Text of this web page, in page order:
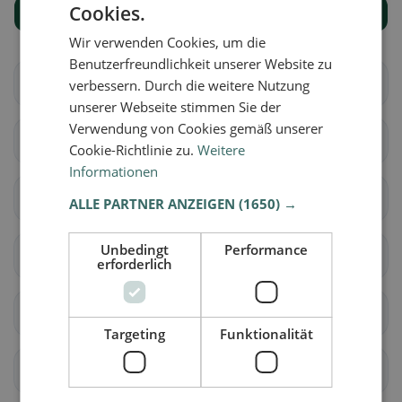
Boécourt Bourrignon
Châtillon (JU) Courchapoix
Courrendlin Courroux
Delsberg
Develier Ederswiler
Mettembert
Cookies.
Wir verwenden Cookies, um die
Benutzerfreundlichkeit unserer Website zu
verbessern. Durch die weitere Nutzung
unserer Webseite stimmen Sie der
Verwendung von Cookies gemäß unserer
Cookie-Richtlinie zu.Weitere
Informationen
ALLE PARTNER ANZEIGEN(1650) →
Unbedingt
erforderlich
Performance
Targeting Funktionalität